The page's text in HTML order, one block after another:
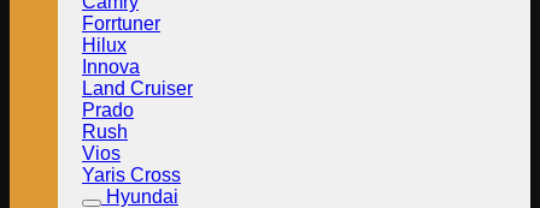
Forrtuner
Hilux
Innova
Land Cruiser
Prado
Rush
Vios
Yaris Cross
Hyundai